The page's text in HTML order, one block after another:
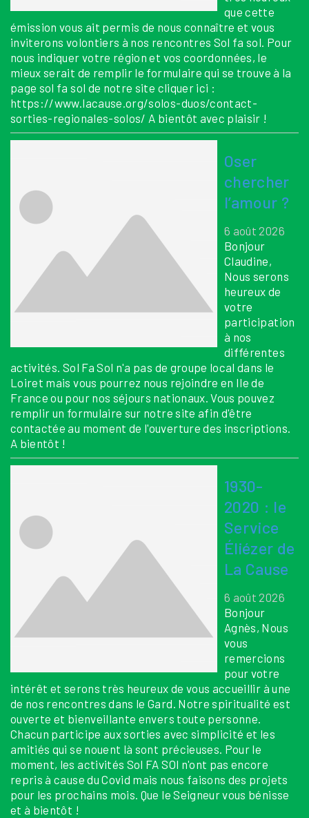
que cette
émission vous ait permis de nous connaître et vous
inviterons volontiers à nos rencontres Sol fa sol. Pour
nous indiquer votre région et vos coordonnées, le
mieux serait de remplir le formulaire qui se trouve à la
page sol fa sol de notre site cliquer ici :
https://www.lacause.org/solos-duos/contact-
sorties-regionales-solos/ A bientôt avec plaisir !
Oser
chercher
l’amour ?
6 août 2026
Bonjour
Claudine,
Nous serons
heureux de
votre
participation
à nos
différentes
activités. Sol Fa Sol n'a pas de groupe local dans le
Loiret mais vous pourrez nous rejoindre en Ile de
France ou pour nos séjours nationaux. Vous pouvez
remplir un formulaire sur notre site afin d'être
contactée au moment de l'ouverture des inscriptions.
A bientôt !
1930-
2020 : le
Service
Éliézer de
La Cause
6 août 2026
Bonjour
Agnès, Nous
vous
remercions
pour votre
intérêt et serons très heureux de vous accueillir à une
de nos rencontres dans le Gard. Notre spiritualité est
ouverte et bienveillante envers toute personne.
Chacun participe aux sorties avec simplicité et les
amitiés qui se nouent là sont précieuses. Pour le
moment, les activités Sol FA SOl n'ont pas encore
repris à cause du Covid mais nous faisons des projets
pour les prochains mois. Que le Seigneur vous bénisse
et à bientôt !